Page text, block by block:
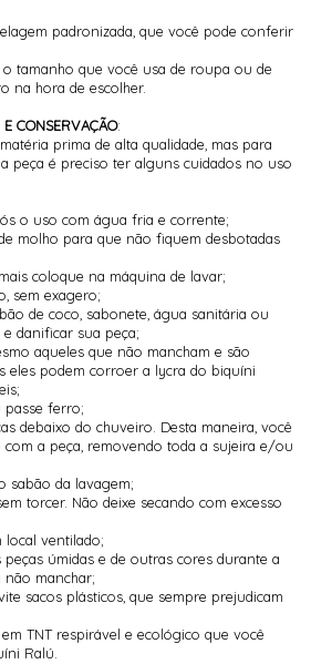
padronizada, que você pode conferir
tamanho que você usa de roupa ou de
na hora de escolher.
CONSERVAÇÃO:
prima de alta qualidade, mas para
peça é preciso ter alguns cuidados no uso
o uso com água fria e corrente;
molho para que não fiquem desbotadas
coloque na máquina de lavar;
sem exagero;
de coco, sabonete, água sanitária ou
danificar sua peça;
aqueles que não mancham e são
eles podem corroer a lycra do biquíni
ferro;
debaixo do chuveiro. Desta maneira, você
a peça, removendo toda a sujeira e/ou
sabão da lavagem;
torcer. Não deixe secando com excesso
local ventilado;
úmidas e de outras cores durante a
não manchar;
sacos plásticos, que sempre prejudicam
TNT respirável e ecológico que você
Ralú.